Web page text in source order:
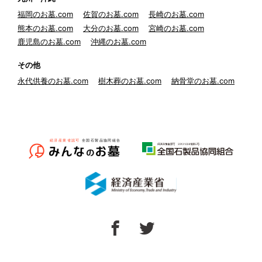
福岡のお墓.com
佐賀のお墓.com
長崎のお墓.com
熊本のお墓.com
大分のお墓.com
宮崎のお墓.com
鹿児島のお墓.com
沖縄のお墓.com
その他
永代供養のお墓.com
樹木葬のお墓.com 納骨堂のお墓.com